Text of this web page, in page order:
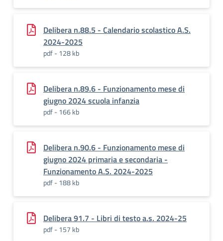
Delibera n.88.5 - Calendario scolastico A.S.
2024-2025
pdf - 128 kb
Delibera n.89.6 - Funzionamento mese di
giugno 2024 scuola infanzia
pdf - 166 kb
Delibera n.90.6 - Funzionamento mese di
giugno 2024 primaria e secondaria -
Funzionamento A.S. 2024-2025
pdf - 188 kb
Delibera 91.7 - Libri di testo a.s. 2024-25
pdf - 157 kb